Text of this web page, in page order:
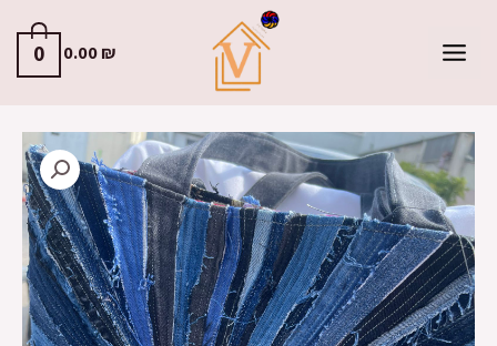
0.00₪
0